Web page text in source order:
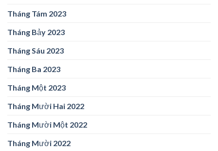
Tháng Tám 2023
Tháng Bảy 2023
Tháng Sáu 2023
Tháng Ba 2023
Tháng Một 2023
Tháng Mười Hai 2022
Tháng Mười Một 2022
Tháng Mười 2022